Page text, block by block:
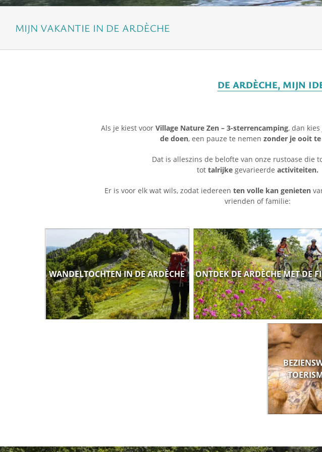
MIJN VAKANTIE IN DE ARDÈCHE
DE ARDÈCHE, MIJN
Als je kiest voor Village Nature Zen – 3-sterrencamping, dan
de doen, een pauze te nemenzonder je ooit
Dat is alleszins de belofte van onze rustoase die
tot talrijke gevarieerde activiteiten.
Er is voor elk wat wils, zodat iedereen ten volle kan genieten
vrienden of familie:
WANDELTOCHTEN IN DE ARDÈCHE ONTDEK DE ARDÈCHE MET DE